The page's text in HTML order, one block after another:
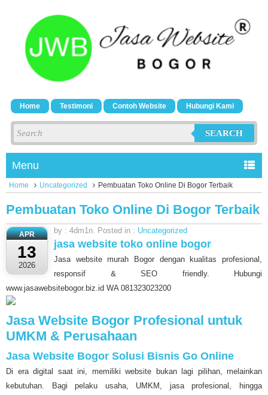
Home Testimoni Contoh Website Hubungi Kami
SEARCH
Menu
Home Uncategorized Pembuatan Toko Online Di Bogor Terbaik
Pembuatan Toko Online Di Bogor Terbaik
APR
13
2026
by : 4dm1n. Posted in : Uncategorized
jasa website toko online bogor
Jasa website murah Bogor dengan kualitas profesional,
responsif & SEO friendly. Hubungi
www.jasawebsitebogor.biz.id WA 081323023200
Jasa Website Bogor Profesional untuk
UMKM & Perusahaan
Jasa Website Bogor Solusi Bisnis Go Online
Di era digital saat ini, memiliki website bukan lagi pilihan, melainkan
kebutuhan. Bagi pelaku usaha, UMKM, jasa profesional, hingga